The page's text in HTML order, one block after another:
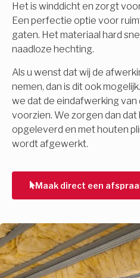
Het is winddicht en zorgt
Een perfectie optie voor
gaten. Het materiaal hard
naadloze hechting.
Als u wenst dat wij de
nemen, dan is dit ook
we dat de eindafwerking
voorzien. We zorgen dan
opgeleverd en met houten
wordt afgewerkt.
Maak direct een